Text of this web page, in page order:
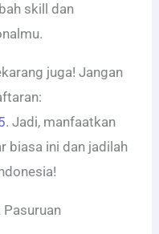
skill dan
juga! Jangan
. Jadi, manfaatkan
biasa ini dan jadilah